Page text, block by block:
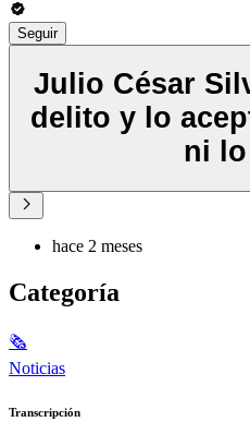
Seguir
Julio César
delito y lo
ni
hace 2 meses
Categoría
🗞
Noticias
Transcripción